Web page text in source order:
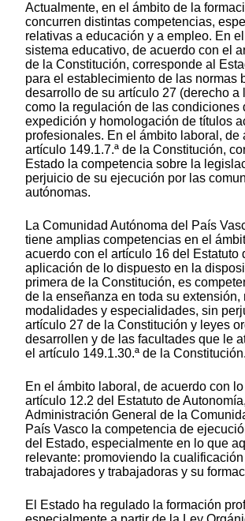
Actualmente, en el ámbito de la
concurren distintas competencias,
relativas a educación y a empleo. En
sistema educativo, de acuerdo con el
de la Constitución, corresponde al
para el establecimiento de las normas
desarrollo de su artículo 27 (derecho a
como la regulación de las condiciones
expedición y homologación de títulos
profesionales. En el ámbito laboral, de
artículo 149.1.7.ª de la Constitución,
Estado la competencia sobre la
perjuicio de su ejecución por las
autónomas.
La Comunidad Autónoma del País
tiene amplias competencias en el
acuerdo con el artículo 16 del Estatuto
aplicación de lo dispuesto en la
primera de la Constitución, es
de la enseñanza en toda su extensión,
modalidades y especialidades, sin
artículo 27 de la Constitución y leyes
desarrollen y de las facultades que le
el artículo 149.1.30.ª de la Constitución.
En el ámbito laboral, de acuerdo con
artículo 12.2 del Estatuto de
Administración General de la
País Vasco la competencia de
del Estado, especialmente en lo que
relevante: promoviendo la
trabajadores y trabajadoras y su
El Estado ha regulado la formación